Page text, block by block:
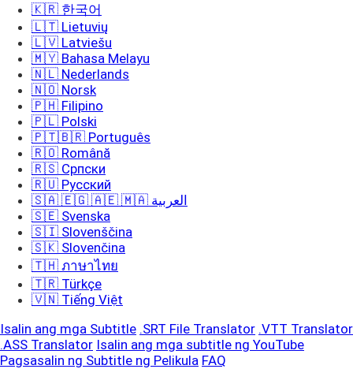
🇰🇷 한국어
🇱🇹 Lietuvių
🇱🇻 Latviešu
🇲🇾 Bahasa Melayu
🇳🇱 Nederlands
🇳🇴 Norsk
🇵🇭 Filipino
🇵🇱 Polski
🇵🇹🇧🇷 Português
🇷🇴 Română
🇷🇸 Српски
🇷🇺 Русский
🇸🇦 🇪🇬 🇦🇪 🇲🇦 العربية
🇸🇪 Svenska
🇸🇮 Slovenščina
🇸🇰 Slovenčina
🇹🇭 ภาษาไทย
🇹🇷 Türkçe
🇻🇳 Tiếng Việt
Isalin ang mga Subtitle .SRT File Translator .VTT Translator
.ASS Translator Isalin ang mga subtitle ng YouTube
Pagsasalin ng Subtitle ng Pelikula FAQ